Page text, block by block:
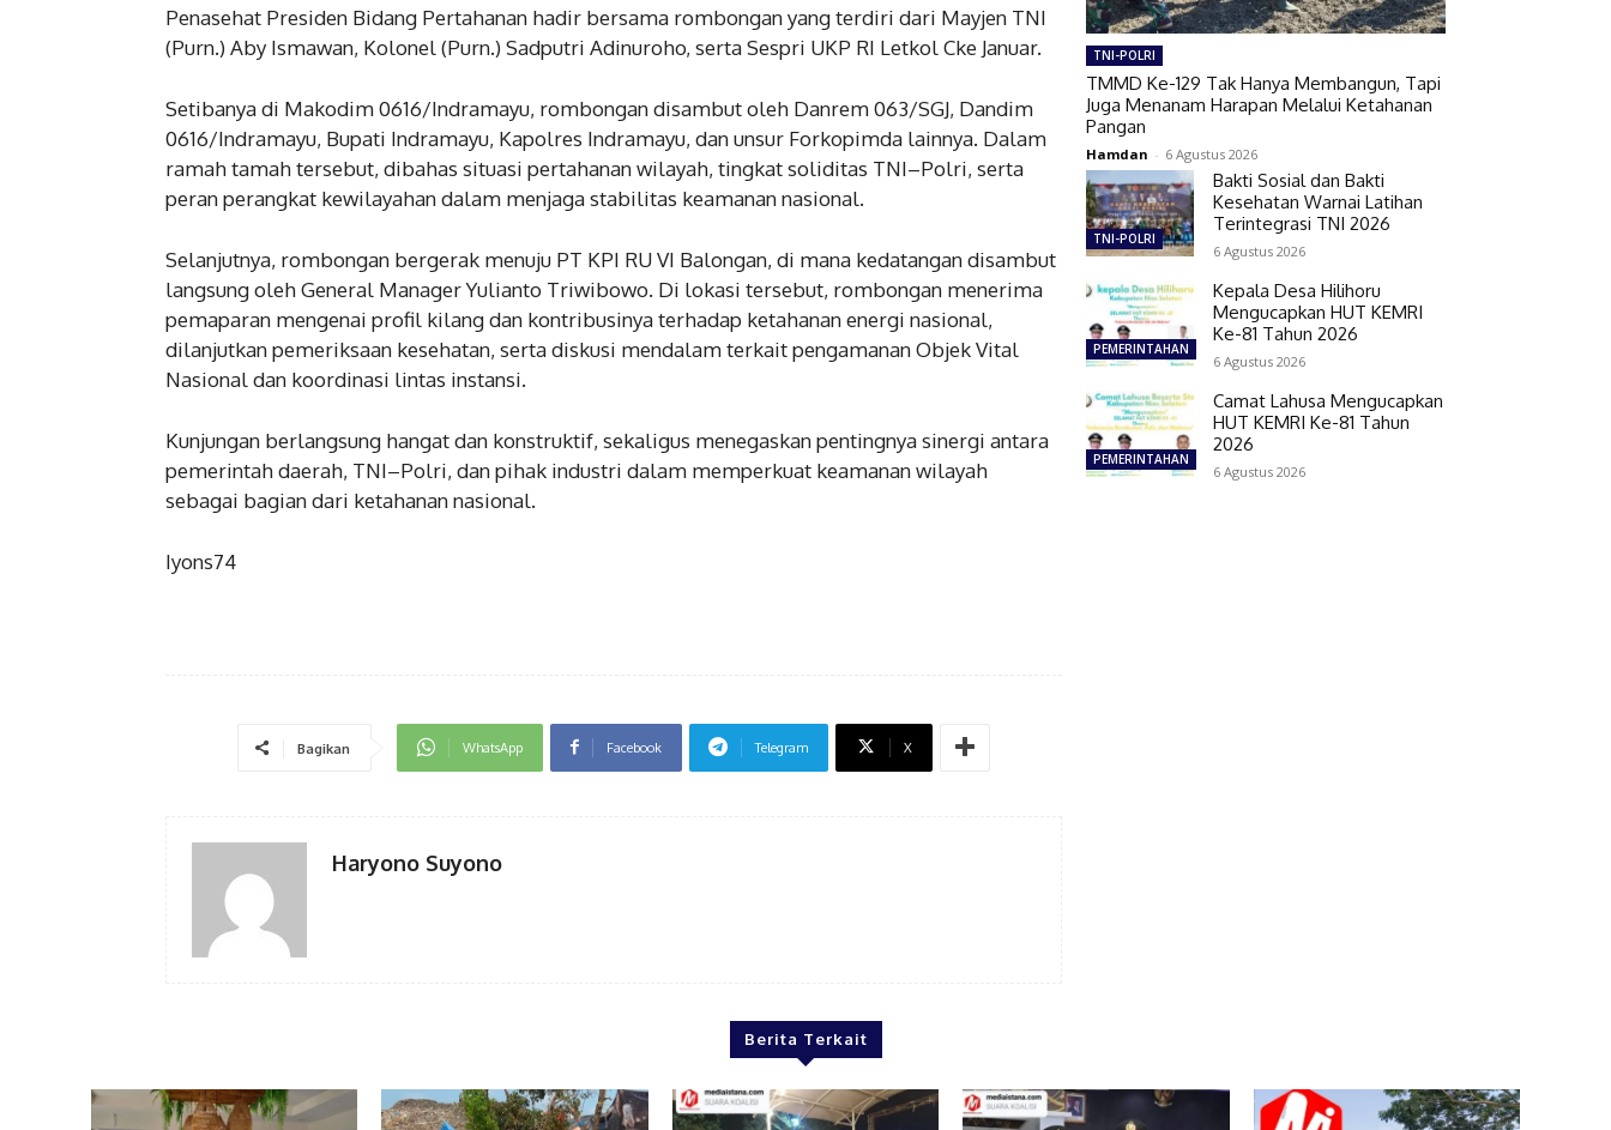
Penasehat Presiden Bidang Pertahanan hadir bersama rombongan yang terdiri dari Mayjen TNI
(Purn.) Aby Ismawan, Kolonel (Purn.) Sadputri Adinuroho, serta Sespri UKP RI Letkol Cke Januar.
Setibanya di Makodim 0616/Indramayu, rombongan disambut oleh Danrem 063/SGJ, Dandim
0616/Indramayu, Bupati Indramayu, Kapolres Indramayu, dan unsur Forkopimda lainnya. Dalam
ramah tamah tersebut, dibahas situasi pertahanan wilayah, tingkat soliditas TNI–Polri, serta
peran perangkat kewilayahan dalam menjaga stabilitas keamanan nasional.
Selanjutnya, rombongan bergerak menuju PT KPI RU VI Balongan, di mana kedatangan disambut
langsung oleh General Manager Yulianto Triwibowo. Di lokasi tersebut, rombongan menerima
pemaparan mengenai profil kilang dan kontribusinya terhadap ketahanan energi nasional,
dilanjutkan pemeriksaan kesehatan, serta diskusi mendalam terkait pengamanan Objek Vital
Nasional dan koordinasi lintas instansi.
Kunjungan berlangsung hangat dan konstruktif, sekaligus menegaskan pentingnya sinergi antara
pemerintah daerah, TNI–Polri, dan pihak industri dalam memperkuat keamanan wilayah
sebagai bagian dari ketahanan nasional.
Iyons74
Bagikan WhatsApp Facebook Telegram X
Haryono Suyono
TNI-POLRI
TMMD Ke-129 Tak Hanya Membangun, Tapi
Juga Menanam Harapan Melalui Ketahanan
Pangan
Hamdan - 6 Agustus 2026
TNI-POLRI
Bakti Sosial dan Bakti
Kesehatan Warnai Latihan
Terintegrasi TNI 2026
6 Agustus 2026
PEMERINTAHAN
Kepala Desa Hilihoru
Mengucapkan HUT KEMRI
Ke-81 Tahun 2026
6 Agustus 2026
PEMERINTAHAN
Camat Lahusa Mengucapkan
HUT KEMRI Ke-81 Tahun
2026
6 Agustus 2026
Berita Terkait